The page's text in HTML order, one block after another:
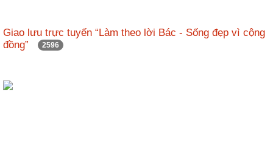
Giao lưu trực tuyến “Làm theo lời Bác - Sống đẹp vì cộng
đồng”
2596